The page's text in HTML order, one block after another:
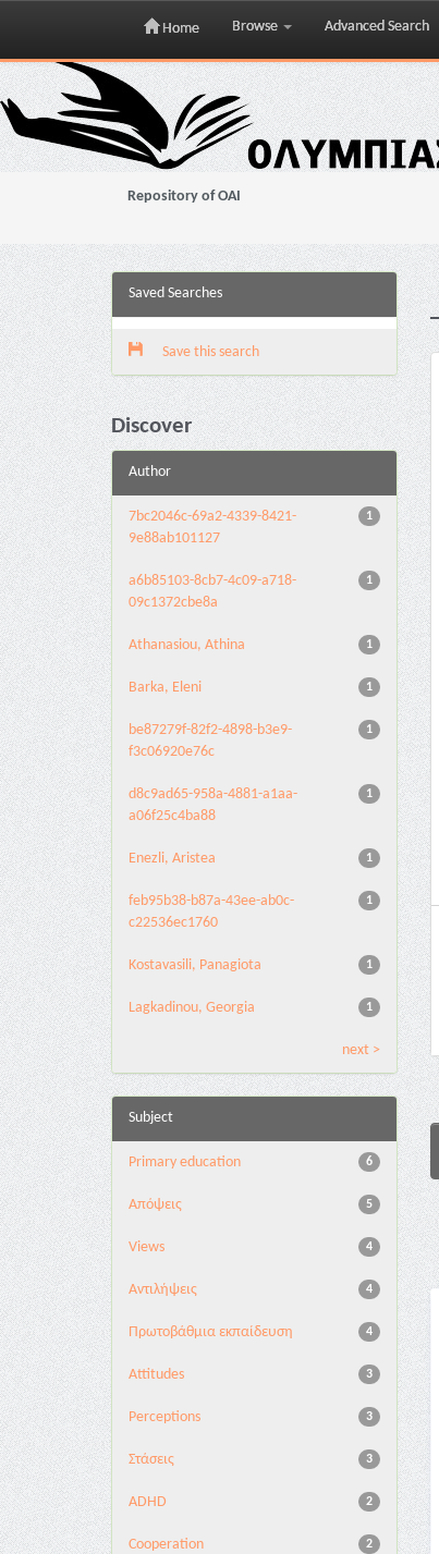
Skip
navigation
Home Browse Advanced Search
Repository of OAI
Saved Searches
Save this search
Discover
Author
1
7bc2046c-69a2-4339-8421-
9e88ab101127
1
a6b85103-8cb7-4c09-a718-
09c1372cbe8a
1
Athanasiou, Athina
1
Barka, Eleni
1
be87279f-82f2-4898-b3e9-
f3c06920e76c
1
d8c9ad65-958a-4881-a1aa-
a06f25c4ba88
1
Enezli, Aristea
1
feb95b38-b87a-43ee-ab0c-
c22536ec1760
1
Kostavasili, Panagiota
1
Lagkadinou, Georgia
next >
Subject
6
Primary education
5
Απόψεις
4
Views
4
Αντιλήψεις
4
Πρωτοβάθμια εκπαίδευση
3
Attitudes
3
Perceptions
3
Στάσεις
2
ADHD
2
Cooperation